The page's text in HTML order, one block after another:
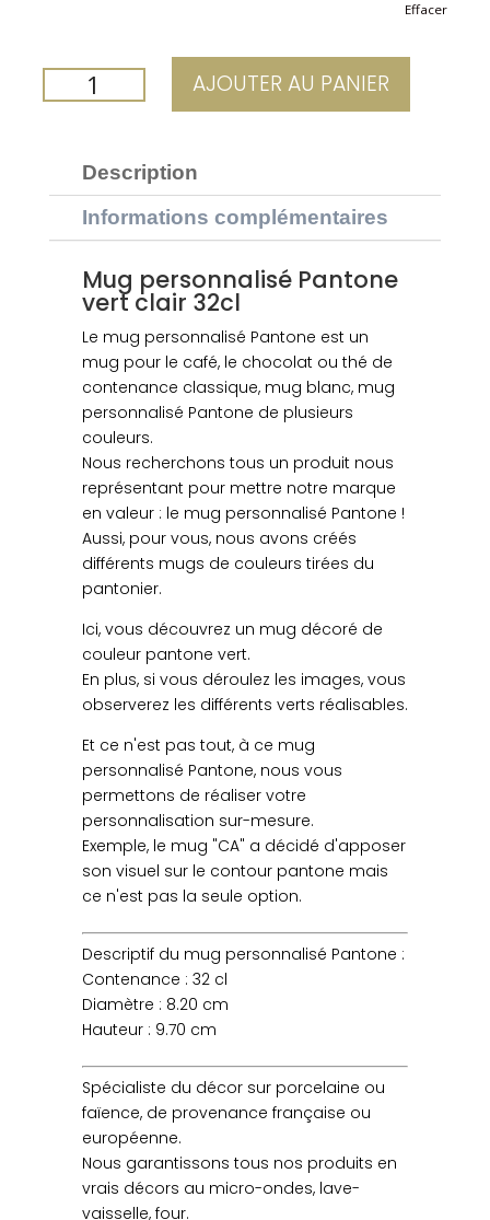
Effacer
QUANTITÉ
DE
PANTONE
AJOUTER AU PANIER
Description
Informations complémentaires
Mug personnalisé Pantone
vert clair 32cl
Le mug personnalisé Pantone est un
mug pour le café, le chocolat ou thé de
contenance classique, mug blanc, mug
personnalisé Pantone de plusieurs
couleurs.
Nous recherchons tous un produit nous
représentant pour mettre notre marque
en valeur : le mug personnalisé Pantone !
Aussi, pour vous, nous avons créés
différents mugs de couleurs tirées du
pantonier.
Ici, vous découvrez un mug décoré de
couleur pantone vert.
En plus, si vous déroulez les images, vous
observerez les différents verts réalisables.
Et ce n'est pas tout, à ce mug
personnalisé Pantone, nous vous
permettons de réaliser votre
personnalisation sur-mesure.
Exemple, le mug "CA" a décidé d'apposer
son visuel sur le contour pantone mais
ce n'est pas la seule option.
Descriptif du mug personnalisé Pantone :
Contenance : 32 cl
Diamètre : 8.20 cm
Hauteur : 9.70 cm
Spécialiste du décor sur porcelaine ou
faïence, de provenance française ou
européenne.
Nous garantissons tous nos produits en
vrais décors au micro-ondes, lave-
vaisselle, four.